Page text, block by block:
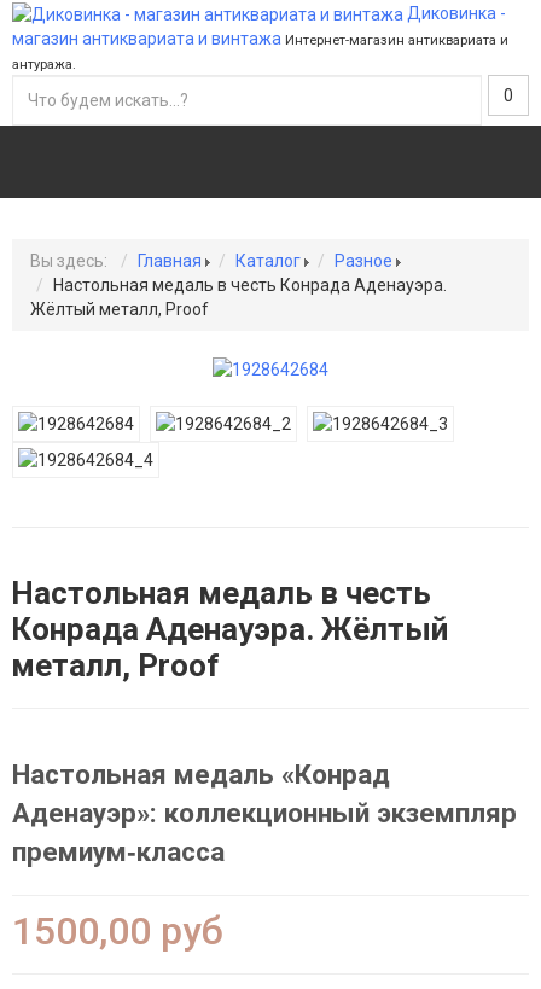
Диковинка -
магазин антиквариата и винтажа Интернет-магазин антиквариата и
антуража.
0
Вы здесь: Главная Каталог
Разное
Настольная медаль в честь Конрада Аденауэра.
Жёлтый металл, Proof
Настольная медаль в честь
Конрада Аденауэра. Жёлтый
металл, Proof
Настольная медаль «Конрад
Аденауэр»: коллекционный экземпляр
премиум‑класса
1500,00 руб